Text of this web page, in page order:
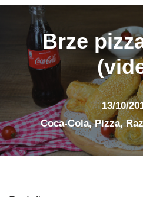
Brze
13/10/
Coca-Cola,Pizza,